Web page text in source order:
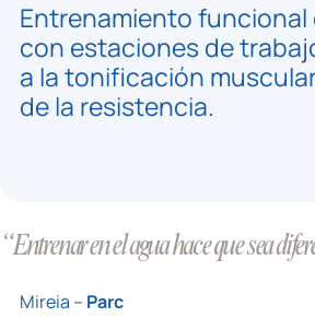
Entrenamiento funcional
con estaciones de
a la tonificación
de la resistencia.
“Entrenar en el agua hace que sea
Mireia – Parc